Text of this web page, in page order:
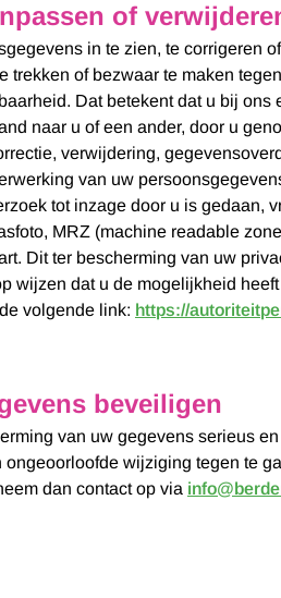
of
in te zien, te corrigeren
trekken of bezwaar te maken
Dat betekent dat u bij
naar u of een ander, door u
verwijdering,
van uw
tot inzage door u is
MRZ (machine readable
Dit ter bescherming van uw
wijzen dat u de mogelijkheid
volgende link: https://
beveiligen
van uw gegevens serieus
wijziging tegen te
dan contact op via